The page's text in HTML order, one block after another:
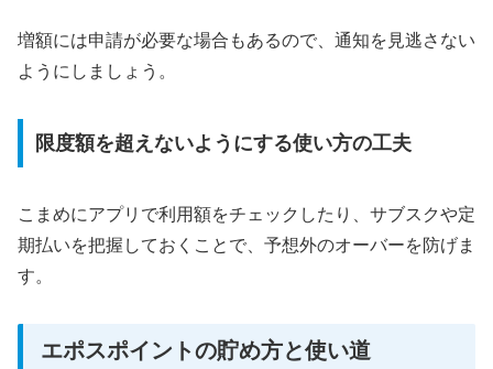
増額には申請が必要な場合もあるので、通知を見逃さない
ようにしましょう。
限度額を超えないようにする使い方の工夫
こまめにアプリで利用額をチェックしたり、サブスクや定
期払いを把握しておくことで、予想外のオーバーを防げま
す。
エポスポイントの貯め方と使い道